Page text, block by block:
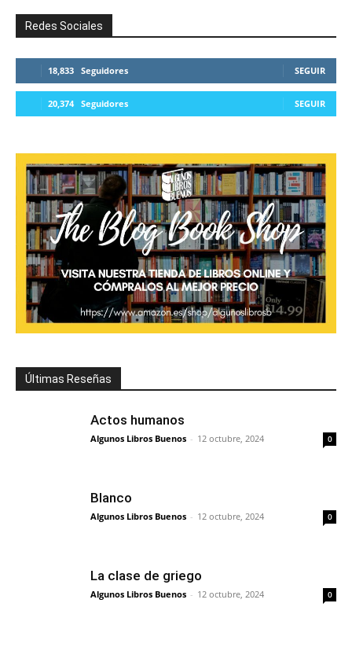
Redes Sociales
18,833 Seguidores SEGUIR
20,374 Seguidores SEGUIR
Últimas Reseñas
Actos humanos
Algunos Libros Buenos - 12 octubre, 2024 0
Blanco
Algunos Libros Buenos - 12 octubre, 2024 0
La clase de griego
Algunos Libros Buenos - 12 octubre, 2024 0